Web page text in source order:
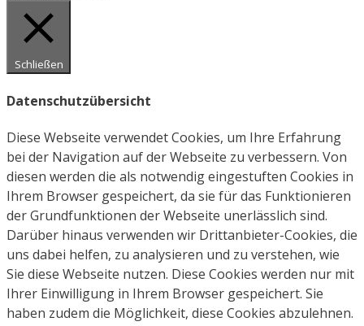
Schließen
Datenschutzübersicht
Diese Webseite verwendet Cookies, um Ihre Erfahrung
bei der Navigation auf der Webseite zu verbessern. Von
diesen werden die als notwendig eingestuften Cookies in
Ihrem Browser gespeichert, da sie für das Funktionieren
der Grundfunktionen der Webseite unerlässlich sind.
Darüber hinaus verwenden wir Drittanbieter-Cookies, die
uns dabei helfen, zu analysieren und zu verstehen, wie
Sie diese Webseite nutzen. Diese Cookies werden nur mit
Ihrer Einwilligung in Ihrem Browser gespeichert. Sie
haben zudem die Möglichkeit, diese Cookies abzulehnen.